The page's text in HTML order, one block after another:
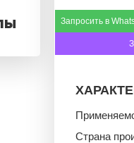
Запросить в
Страна